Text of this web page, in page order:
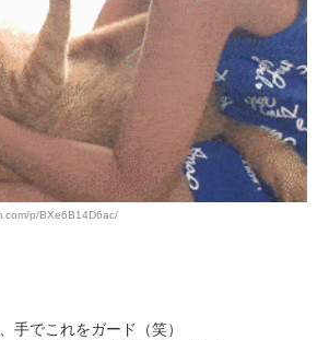
p/BXe6B14D6ac/
手でこれをガード（笑）